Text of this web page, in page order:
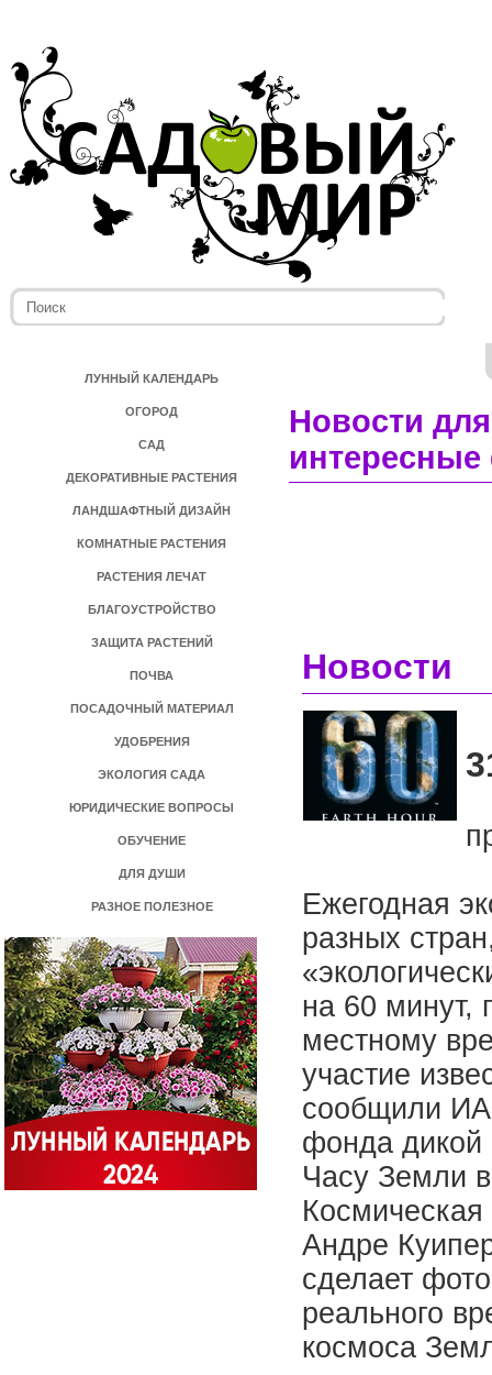
ЛУННЫЙ КАЛЕНДАРЬ
ОГОРОД
САД
ДЕКОРАТИВНЫЕ РАСТЕНИЯ
ЛАНДШАФТНЫЙ ДИЗАЙН
КОМНАТНЫЕ РАСТЕНИЯ
РАСТЕНИЯ ЛЕЧАТ
БЛАГОУСТРОЙСТВО
ЗАЩИТА РАСТЕНИЙ
ПОЧВА
ПОСАДОЧНЫЙ МАТЕРИАЛ
УДОБРЕНИЯ
ЭКОЛОГИЯ САДА
ЮРИДИЧЕСКИЕ ВОПРОСЫ
ОБУЧЕНИЕ
ДЛЯ ДУШИ
РАЗНОЕ ПОЛЕЗНОЕ
Новости
Новости
Ежегодная
разных
на 60 минут,
местному
участие
сообщили ИА
фонда дикой
Часу Земли
Космическая
Андре
сделает
реального
космоса